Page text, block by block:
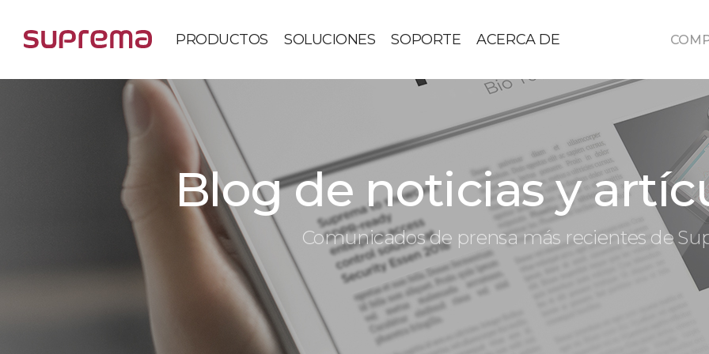
PRODUCTOS SOLUCIONES SOPORTE ACERCA DE
Blog de noticias y
Comunicados de prensa más recientes de